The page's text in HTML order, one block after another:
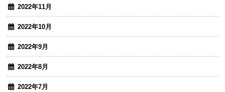
2022年11月
2022年10月
2022年9月
2022年8月
2022年7月